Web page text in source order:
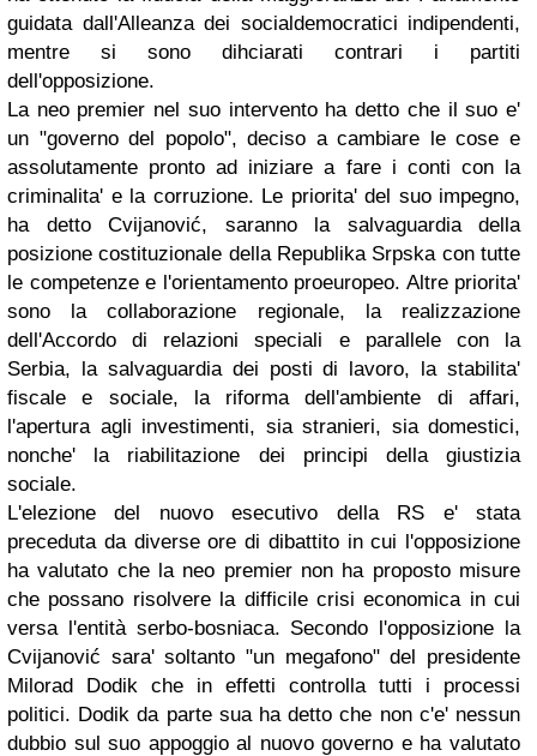
guidata dall'Alleanza dei socialdemocratici indipendenti,
mentre si sono dihciarati contrari i partiti
dell'opposizione.
La neo premier nel suo intervento ha detto che il suo e'
un "governo del popolo", deciso a cambiare le cose e
assolutamente pronto ad iniziare a fare i conti con la
criminalita' e la corruzione. Le priorita' del suo impegno,
ha detto Cvijanović, saranno la salvaguardia della
posizione costituzionale della Republika Srpska con tutte
le competenze e l'orientamento proeuropeo. Altre priorita'
sono la collaborazione regionale, la realizzazione
dell'Accordo di relazioni speciali e parallele con la
Serbia, la salvaguardia dei posti di lavoro, la stabilita'
fiscale e sociale, la riforma dell'ambiente di affari,
l'apertura agli investimenti, sia stranieri, sia domestici,
nonche' la riabilitazione dei principi della giustizia
sociale.
L'elezione del nuovo esecutivo della RS e' stata
preceduta da diverse ore di dibattito in cui l'opposizione
ha valutato che la neo premier non ha proposto misure
che possano risolvere la difficile crisi economica in cui
versa l'entità serbo-bosniaca. Secondo l'opposizione la
Cvijanović sara' soltanto "un megafono" del presidente
Milorad Dodik che in effetti controlla tutti i processi
politici. Dodik da parte sua ha detto che non c'e' nessun
dubbio sul suo appoggio al nuovo governo e ha valutato